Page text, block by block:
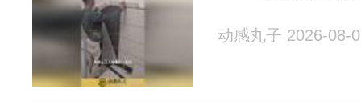
动感丸子 2026-08-